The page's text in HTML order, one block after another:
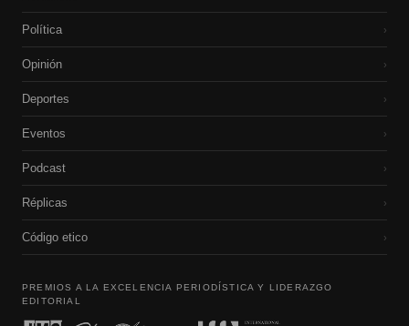
Política ›
Opinión ›
Deportes ›
Eventos ›
Podcast ›
Réplicas ›
Código etico ›
PREMIOS A LA EXCELENCIA PERIODÍSTICA Y LIDERAZGO
EDITORIAL